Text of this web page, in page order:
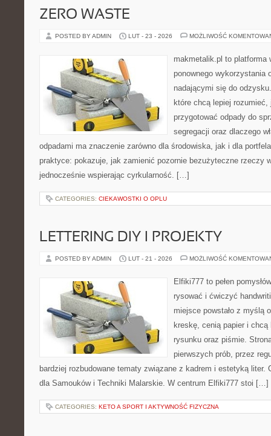
ZERO WASTE
POSTED BY ADMIN LUT - 23 - 2026 MOŻLIWOŚĆ
makmetalik.pl to platforma
ponownego wykorzystania
nadającymi się do
które chcą lepiej rozumieć,
przygotować odpady do
segregacji oraz dlaczego
odpadami ma znaczenie zarówno dla środowiska, jak i dla
praktyce: pokazuje, jak zamienić pozornie bezużyteczne rzeczy
jednocześnie wspierając cyrkularność. […]
CATEGORIES: CIEKAWOSTKI O OPLU
LETTERING DIY I PROJEKTY
POSTED BY ADMIN LUT - 21 - 2026 MOŻLIWOŚĆ
Elfiki777 to pełen
rysować i ćwiczyć
miejsce powstało z myślą
kreskę, cenią papier i chcą
rysunku oraz piśmie.
pierwszych prób, przez
bardziej rozbudowane tematy związane z kadrem i estetyką liter.
dla Samouków i Techniki Malarskie. W centrum Elfiki777 stoi […]
CATEGORIES: KETO A SPORT I AKTYWNOŚĆ FIZYCZNA